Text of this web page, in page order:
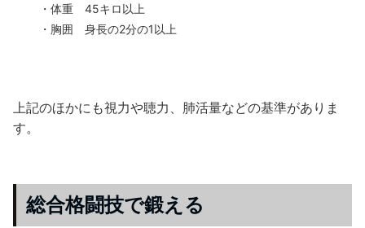
・体重 45キロ以上
・胸囲 身長の2分の1以上
上記のほかにも視力や聴力、肺活量などの基準がありま
す。
総合格闘技で鍛える